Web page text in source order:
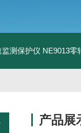
监测保护仪 NE9013零
产品展